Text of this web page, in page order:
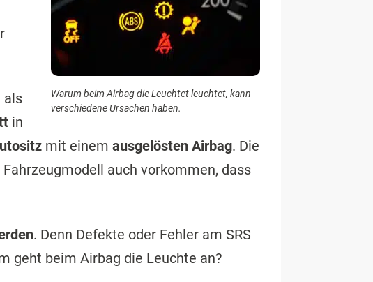
Warum beim Airbag die Leuchtet leuchtet, kann
verschiedene Ursachen haben.
als
in
mit einem ausgelösten Airbag. Die
auch vorkommen, dass
. Denn Defekte oder Fehler am SRS
geht beim Airbag die Leuchte an?